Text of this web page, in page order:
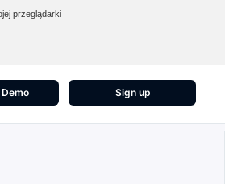
przeglądarki
Demo Sign up